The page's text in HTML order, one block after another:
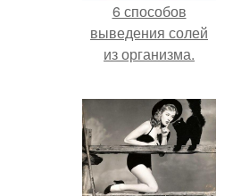
6 способов
выведения солей
из организма.